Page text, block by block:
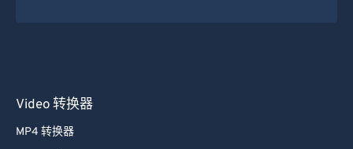
Video 转换器
MP4 转换器